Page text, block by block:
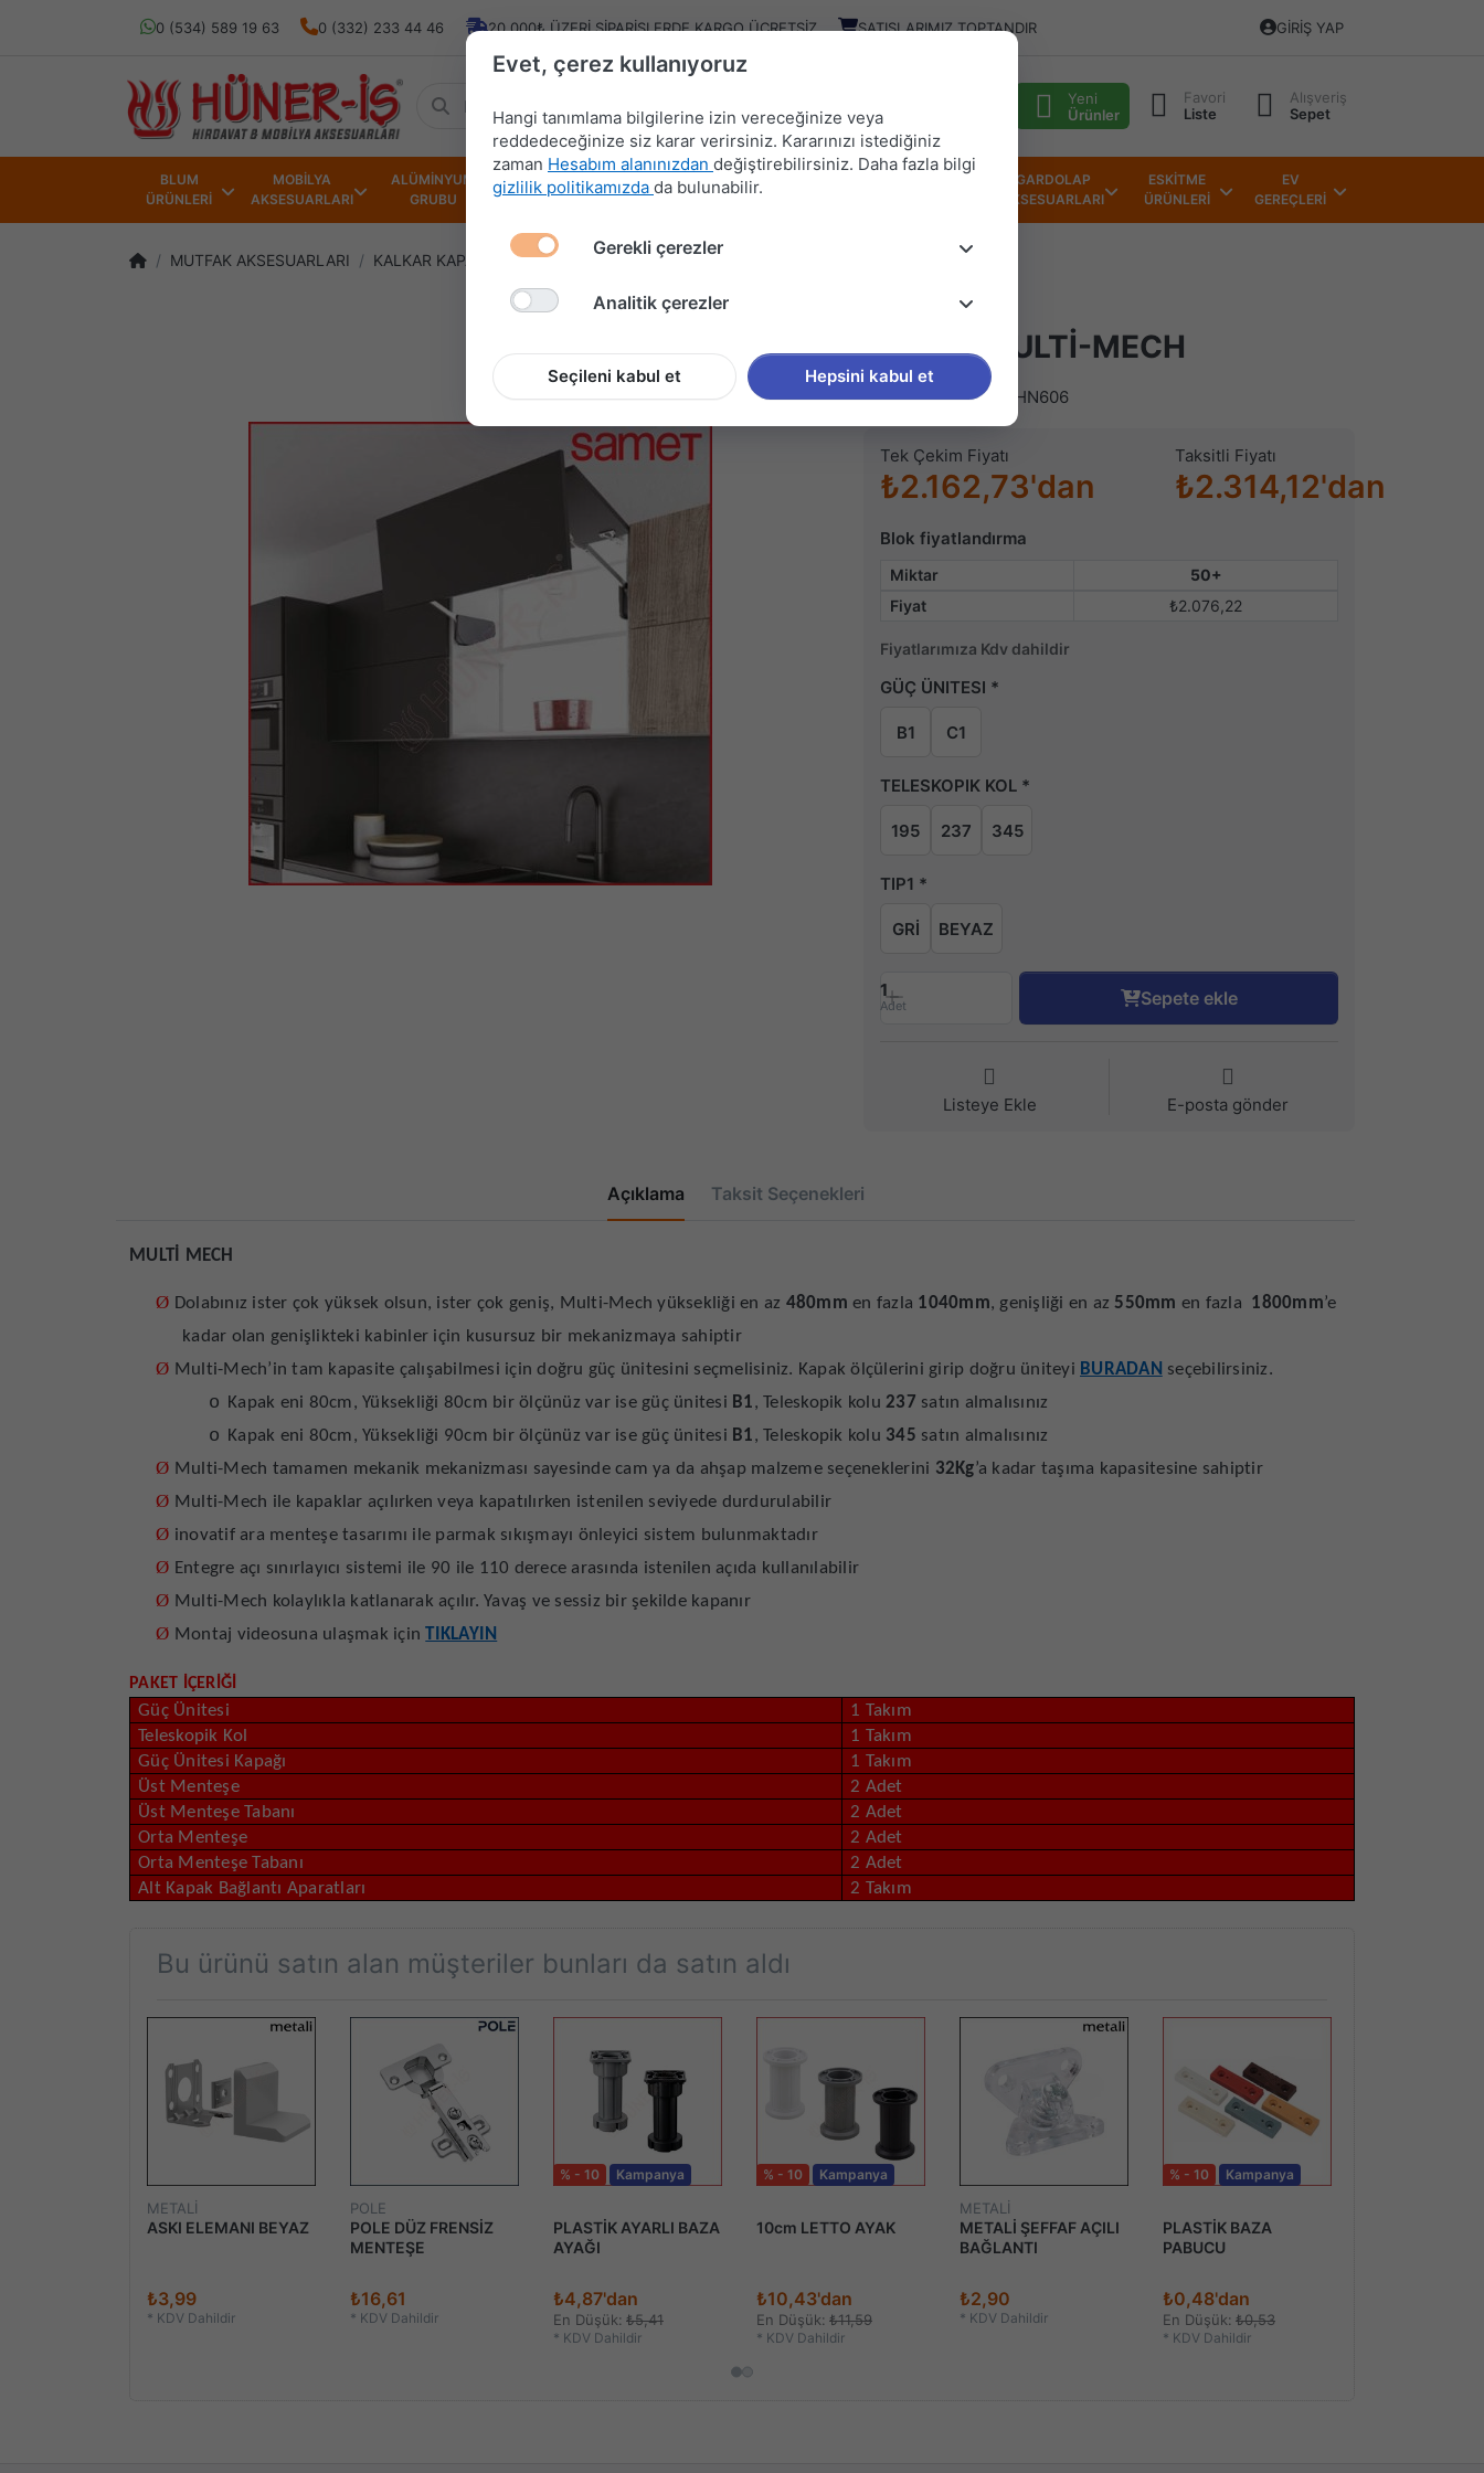
0 (534) 589 19 63 0 (332) 233 44 46 20.000₺ ÜZERI SIPARIŞLERDE KARGO ÜCRETSIZ SATIŞLARIMIZ TOPTANDIR GIRIŞ YAP
Yeni
Ürünler
Favori
Liste
Alışveriş
Sepet
BLUM
ÜRÜNLERİ
MOBİLYA
AKSESUARLARI
ALÜMİNYUM
GRUBU
HIRDAVAT
MALZEMELERİ
MUTFAK
AKSESUARLARI
GARDOLAP
AKSESUARLARI
ESKİTME
ÜRÜNLERİ
EV
GEREÇLERİ
MUTFAK AKSESUARLARI KALKAR KAPAK SİSTEMLERİ SAMET MULTİ-MECH
SAMET MULTİ-MECH
Stok kodu (SKU) HN606
Tek Çekim Fiyatı
₺2.162,73'dan
Taksitli Fiyatı
₺2.314,12'dan
Blok fiyatlandırma
Miktar
50+
Fiyat
₺2.076,22
Fiyatlarımıza Kdv dahildir
GÜÇ ÜNITESI
B1 C1
TELESKOPIK KOL
195 237 345
TIP1
GRİ BEYAZ
1
Adet Sepete ekle
Listeye Ekle E-posta gönder
Açıklama Taksit Seçenekleri
MULTİ MECH
Ø Dolabınız ister çok yüksek olsun, ister çok geniş, Multi-Mech yüksekliği en az 480mm en fazla 1040mm, genişliği en az550mm en fazla 1800mm’e
kadar olan genişlikteki kabinler için kusursuz bir mekanizmaya sahiptir
Ø Multi-Mech’in tam kapasite çalışabilmesi için doğru güç ünitesini seçmelisiniz. Kapak ölçülerini girip doğru üniteyi BURADAN seçebilirsiniz.
o Kapak eni 80cm, Yüksekliği 80cm bir ölçünüz var ise güç ünitesi B1, Teleskopik kolu 237 satın almalısınız
o Kapak eni 80cm, Yüksekliği 90cm bir ölçünüz var ise güç ünitesi B1, Teleskopik kolu 345 satın almalısınız
Ø Multi-Mech tamamen mekanik mekanizması sayesinde cam ya da ahşap malzeme seçeneklerini 32Kg’a kadar taşıma kapasitesine sahiptir
Ø Multi-Mech ile kapaklar açılırken veya kapatılırken istenilen seviyede durdurulabilir
Ø inovatif ara menteşe tasarımı ile parmak sıkışmayı önleyici sistem bulunmaktadır
Ø Entegre açı sınırlayıcı sistemi ile 90 ile 110 derece arasında istenilen açıda kullanılabilir
Ø Multi-Mech kolaylıkla katlanarak açılır. Yavaş ve sessiz bir şekilde kapanır
Ø Montaj videosuna ulaşmak içinTIKLAYIN
PAKET İÇERİĞİ
Güç Ünitesi
1 Takım
Teleskopik Kol
1 Takım
Güç Ünitesi Kapağı
1 Takım
Üst Menteşe
2 Adet
Üst Menteşe Tabanı
2 Adet
Orta Menteşe
2 Adet
Orta Menteşe Tabanı
2 Adet
Alt Kapak Bağlantı Aparatları
2 Takım
Bu ürünü satın alan müşteriler bunları da satın aldı
METALİ
ASKI ELEMANI BEYAZ
₺3,99
* KDV Dahildir
POLE
POLE DÜZ FRENSİZ
MENTEŞE
₺16,61
* KDV Dahildir
% - 10 Kampanya
PLASTİK AYARLI BAZA
AYAĞI
₺4,87'dan
En Düşük: ₺5,41
* KDV Dahildir
% - 10 Kampanya
10cm LETTO AYAK
₺10,43'dan
En Düşük: ₺11,59
* KDV Dahildir
METALİ
METALİ ŞEFFAF AÇILI
BAĞLANTI
₺2,90
* KDV Dahildir
% - 10 Kampanya
PLASTİK BAZA
PABUCU
₺0,48'dan
En Düşük: ₺0,53
* KDV Dahildir
Evet, çerez kullanıyoruz
Hangi tanımlama bilgilerine izin vereceğinize veya
reddedeceğinize siz karar verirsiniz. Kararınızı istediğiniz
zaman Hesabım alanınızdan değiştirebilirsiniz. Daha fazla bilgi
gizlilik politikamızda da bulunabilir.
Gerekli çerezler
Analitik çerezler
Seçileni kabul et Hepsini kabul et